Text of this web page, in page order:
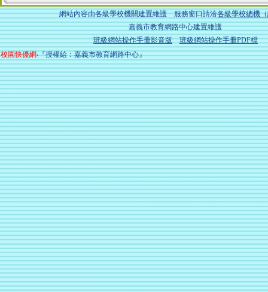
網站內容由各級學校機關建置維護 服務窗口請洽各級學校總機
嘉義市教育網路中心建置維護
班級網站操作手冊影音版
班級網站操作手冊PDF檔
校園快優網‧『授權給：嘉義市教育網路中心』